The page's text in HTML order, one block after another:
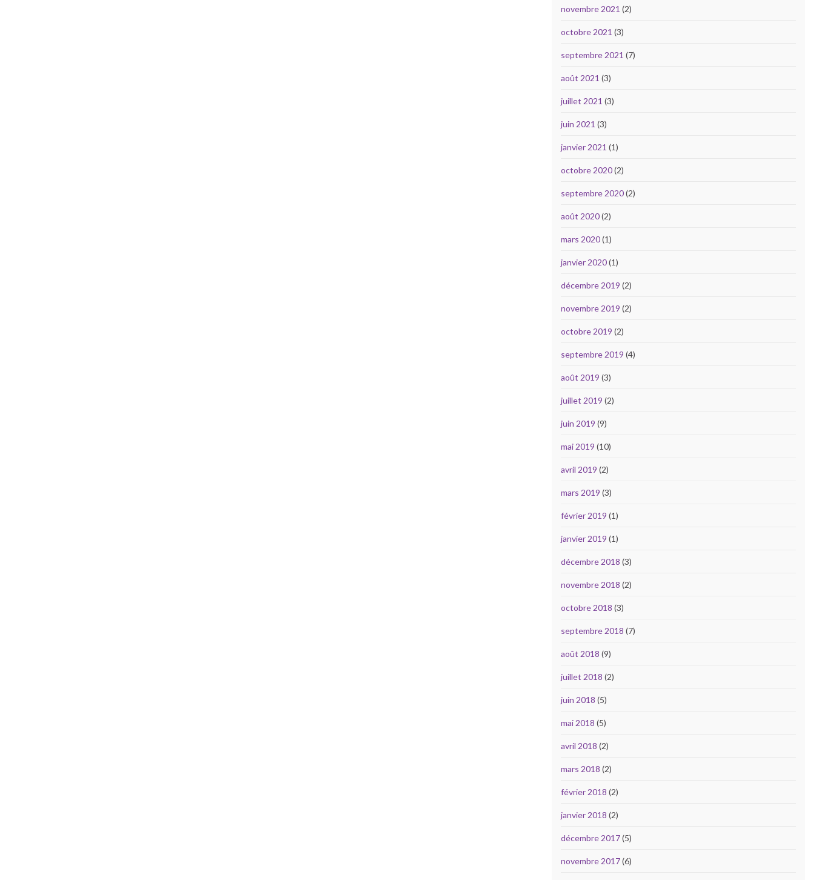
novembre 2021 (2)
octobre 2021 (3)
septembre 2021 (7)
août 2021 (3)
juillet 2021 (3)
juin 2021 (3)
janvier 2021 (1)
octobre 2020(2)
septembre 2020(2)
août 2020(2)
mars 2020(1)
janvier 2020(1)
décembre 2019 (2)
novembre 2019 (2)
octobre 2019 (2)
septembre 2019 (4)
août 2019 (3)
juillet 2019 (2)
juin 2019 (9)
mai 2019 (10)
avril 2019 (2)
mars 2019 (3)
février 2019 (1)
janvier 2019 (1)
décembre 2018 (3)
novembre 2018 (2)
octobre 2018 (3)
septembre 2018 (7)
août 2018 (9)
juillet 2018 (2)
juin 2018 (5)
mai 2018 (5)
avril 2018 (2)
mars 2018 (2)
février 2018 (2)
janvier 2018 (2)
décembre 2017(5)
novembre 2017(6)